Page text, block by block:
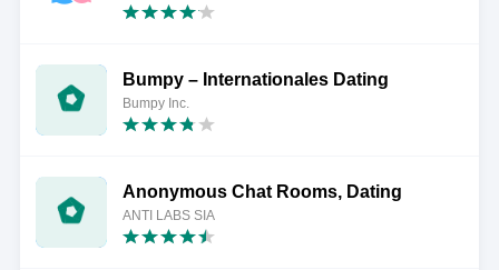
Bumpy – Internationales Dating
Bumpy Inc.
Anonymous Chat Rooms, Dating
ANTI LABS SIA